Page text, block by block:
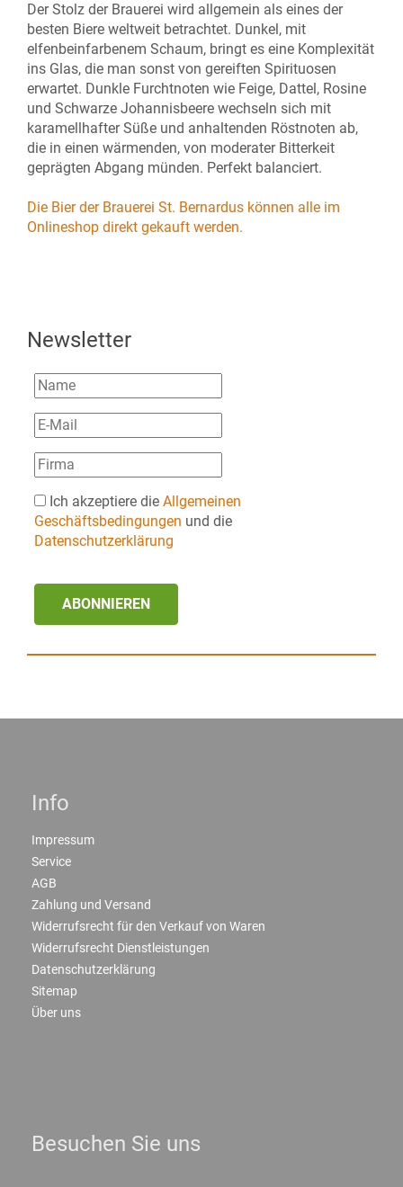
Newsletter
Ich akzeptiere die Allgemeinen
Geschäftsbedingungen und die
Datenschutzerklärung
ABONNIEREN
Der Stolz der Brauerei wird allgemein als eines der
besten Biere weltweit betrachtet. Dunkel, mit
elfenbeinfarbenem Schaum, bringt es eine Komplexität
ins Glas, die man sonst von gereiften Spirituosen
erwartet. Dunkle Furchtnoten wie Feige, Dattel, Rosine
und Schwarze Johannisbeere wechseln sich mit
karamellhafter Süße und anhaltenden Röstnoten ab,
die in einen wärmenden, von moderater Bitterkeit
geprägten Abgang münden. Perfekt balanciert.
Die Bier der Brauerei St. Bernardus können alle im
Onlineshop direkt gekauft werden.
Info
Impressum
Service
AGB
Zahlung und Versand
Widerrufsrecht für den Verkauf von Waren
Widerrufsrecht Dienstleistungen
Datenschutzerklärung
Sitemap
Über uns
Besuchen Sie uns